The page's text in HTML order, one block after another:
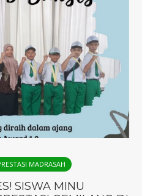
MADRASAH
SISWA MINU